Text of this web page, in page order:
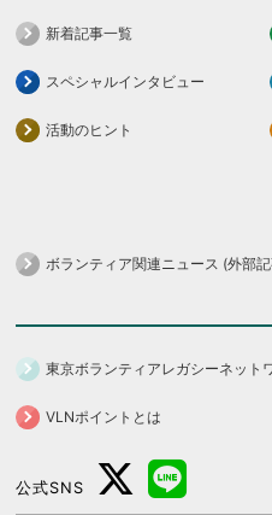
新着記事一覧
スペシャルインタビュー
活動のヒント
ボランティア関連ニュース (外部
東京ボランティアレガシーネット
VLNポイントとは
公式SNS